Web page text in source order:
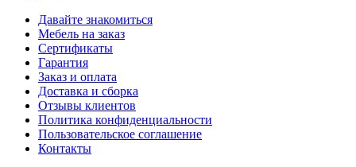
Давайте знакомиться
Мебель на заказ
Сертификаты
Гарантия
Заказ и оплата
Доставка и сборка
Отзывы клиентов
Политика конфиденциальности
Пользовательское соглашение
Контакты